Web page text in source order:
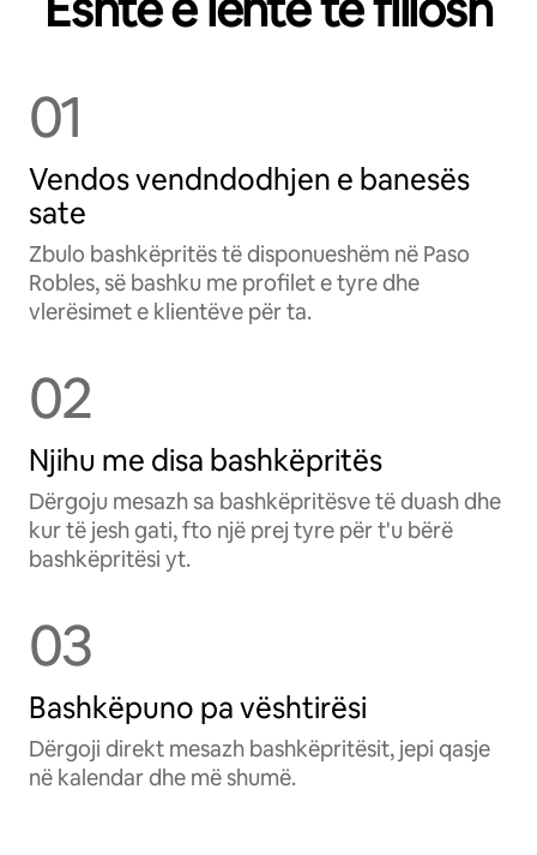
01
Vendos vendndodhjen e banesës
sate
Zbulo bashkëpritës të disponueshëm në Paso
Robles, së bashku me profilet e tyre dhe
vlerësimet e klientëve për ta.
02
Njihu me disa bashkëpritës
Dërgoju mesazh sa bashkëpritësve të duash dhe
kur të jesh gati, fto një prej tyre për t'u bërë
bashkëpritësi yt.
03
Bashkëpuno pa vështirësi
Dërgoji direkt mesazh bashkëpritësit, jepi qasje
në kalendar dhe më shumë.